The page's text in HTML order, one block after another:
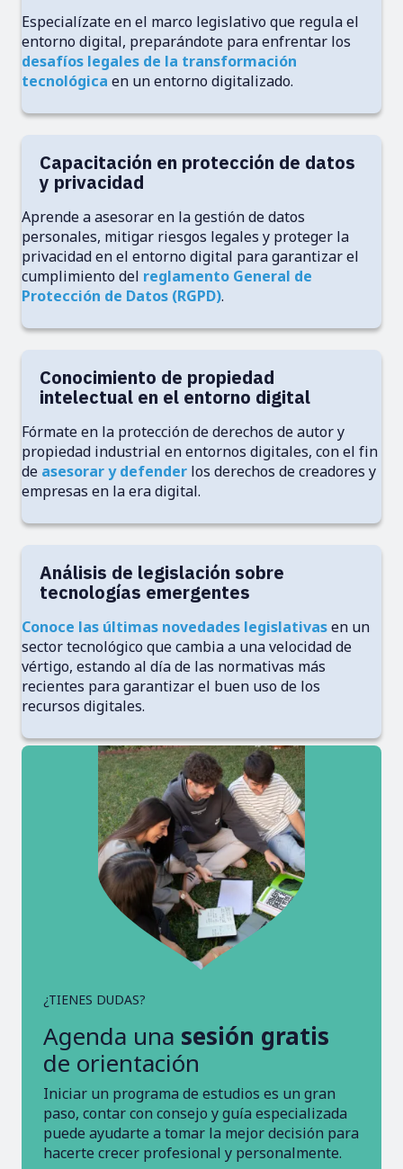
Especialízate en el marco legislativo que regula el
entorno digital, preparándote para enfrentar los
desafíos legales de la transformación
tecnológica en un entorno digitalizado.
Capacitación en protección de datos
y privacidad
Aprende a asesorar en la gestión de datos
personales, mitigar riesgos legales y proteger la
privacidad en el entorno digital para garantizar el
cumplimiento del reglamento General de
Protección de Datos (RGPD).
Conocimiento de propiedad
intelectual en el entorno digital
Fórmate en la protección de derechos de autor y
propiedad industrial en entornos digitales, con el fin
de asesorar y defender los derechos de creadores y
empresas en la era digital.
Análisis de legislación sobre
tecnologías emergentes
Conoce las últimas novedades legislativasen un
sector tecnológico que cambia a una velocidad de
vértigo, estando al día de las normativas más
recientes para garantizar el buen uso de los
recursos digitales.
¿TIENES DUDAS?
Agenda una sesión gratis
de orientación
Iniciar un programa de estudios es un gran
paso, contar con consejo y guía especializada
puede ayudarte a tomar la mejor decisión para
hacerte crecer profesional y personalmente.